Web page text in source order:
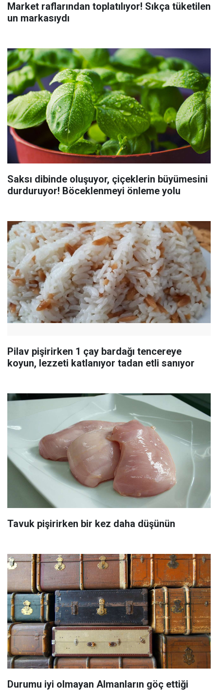
Market raflarından toplatılıyor! Sıkça tüketilen
un markasıydı
Saksı dibinde oluşuyor, çiçeklerin büyümesini
durduruyor! Böceklenmeyi önleme yolu
Pilav pişirirken 1 çay bardağı tencereye
koyun, lezzeti katlanıyor tadan etli sanıyor
Tavuk pişirirken bir kez daha düşünün
Durumu iyi olmayan Almanların göç ettiği